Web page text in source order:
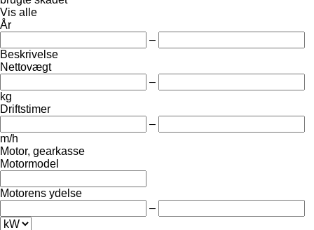
Vis alle
År
–
Beskrivelse
Nettovægt
–
kg
Driftstimer
–
m/h
Motor, gearkasse
Motormodel
Motorens ydelse
–